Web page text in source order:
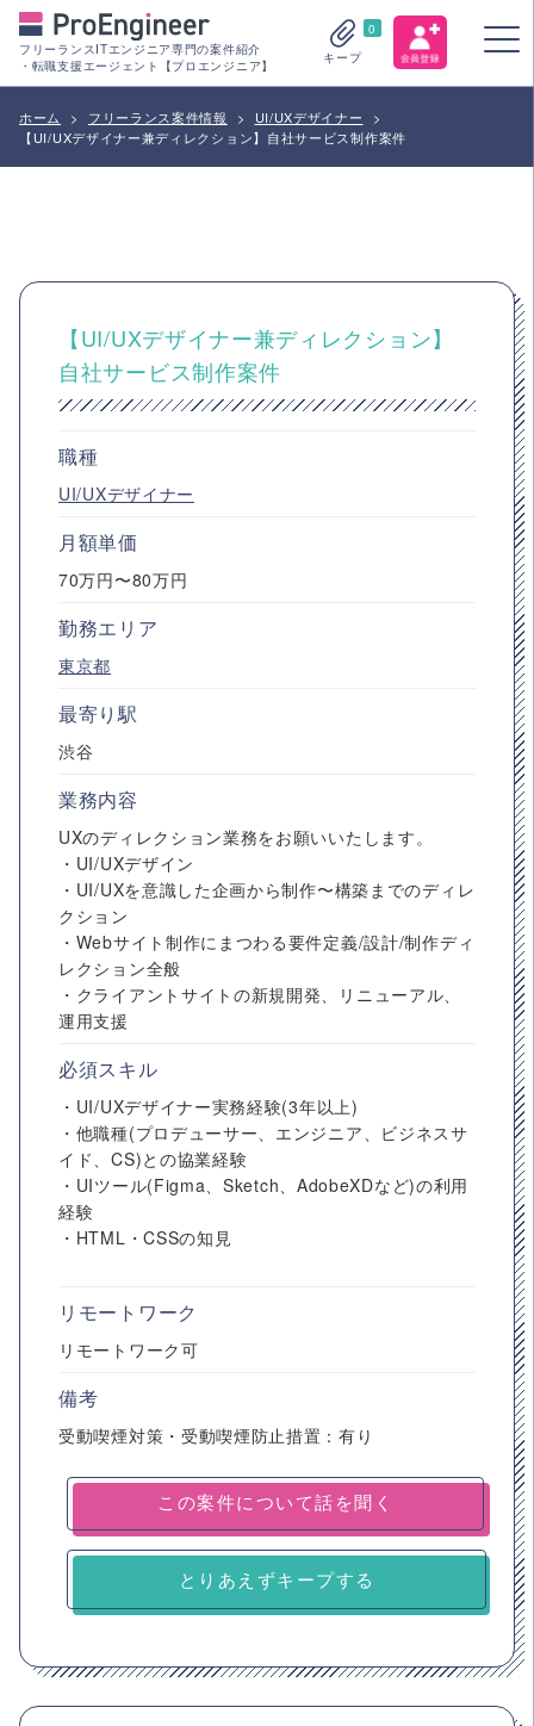
フリーランスITエンジニア専門の案件紹介
・転職支援エージェント【プロエンジニア】
0
キープ
ホーム > フリーランス案件情報 > UI/UXデザイナー
>
【UI/UXデザイナー兼ディレクション】自社サービス制作案件
【UI/UXデザイナー兼ディレクション】
自社サービス制作案件
職種
UI/UXデザイナー
月額単価
70万円〜80万円
勤務エリア
東京都
最寄り駅
渋谷
業務内容
UXのディレクション業務をお願いいたします。
・UI/UXデザイン
・UI/UXを意識した企画から制作〜構築までのディレ
クション
・Webサイト制作にまつわる要件定義/設計/制作ディ
レクション全般
・クライアントサイトの新規開発、リニューアル、
運用支援
必須スキル
・UI/UXデザイナー実務経験(3年以上)
・他職種(プロデューサー、エンジニア、ビジネスサ
イド、CS)との協業経験
・UIツール(Figma、Sketch、AdobeXDなど)の利用
経験
・HTML・CSSの知見
リモートワーク
リモートワーク可
備考
受動喫煙対策・受動喫煙防止措置：有り
とりあえずキープする